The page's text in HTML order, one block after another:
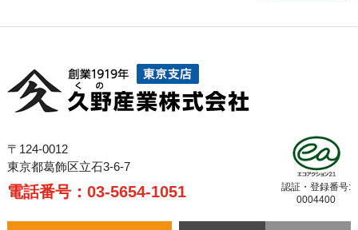
〒124-0012
東京都葛飾区立石3-6-7
電話番号： 03-5654-1051
認証・登録番号:
0004400